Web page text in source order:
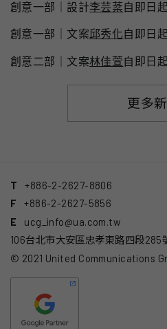
創意一部｜設計李芸棻自即日
創意一部｜文案 邱秀化自即日
創意二部 ｜文案林佳萱自即日
更多
T
+886-2-2627-8806
F
+886-2-2627-5856
E
ucg_info@ua.com.tw
106台北市大安區忠孝東路四段285
© 2021 United Communications